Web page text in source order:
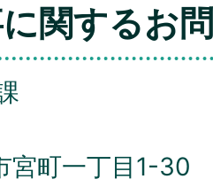
関するお
宮町一丁目1-30